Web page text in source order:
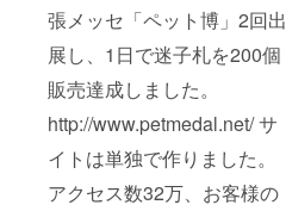
張メッセ「ペット博」2回出
展し、1日で迷子札を200個
販売達成しました。
http://www.petmedal.net/ サ
イトは単独で作りました。
アクセス数32万、お客様の